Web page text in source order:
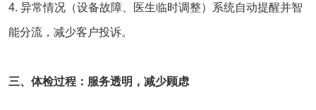
4. 异常情况（设备故障、医生临时调整）系统自动提醒并智
能分流，减少客户投诉。
三、体检过程：服务透明，减少顾虑